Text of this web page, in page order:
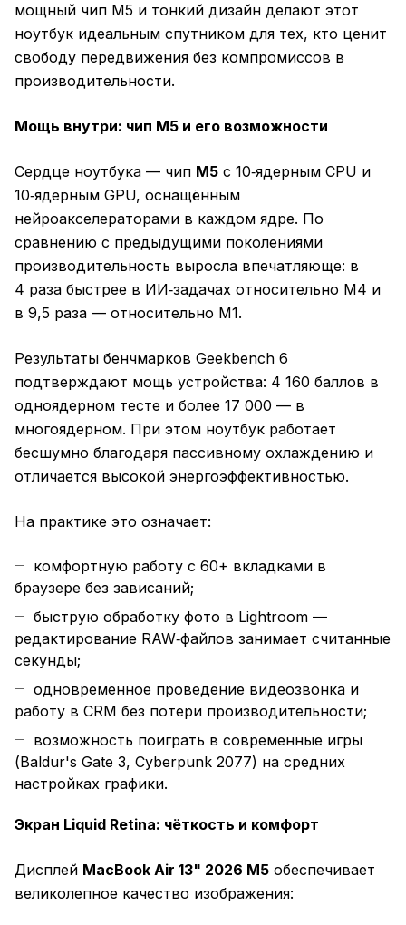
мощный чип M5 и тонкий дизайн делают этот
ноутбук идеальным спутником для тех, кто ценит
свободу передвижения без компромиссов в
производительности.
Мощь внутри: чип M5 и его возможности
Сердце ноутбука — чип M5 с 10‑ядерным CPU и
10‑ядерным GPU, оснащённым
нейроакселераторами в каждом ядре. По
сравнению с предыдущими поколениями
производительность выросла впечатляюще: в
4 раза быстрее в ИИ‑задачах относительно M4 и
в 9,5 раза — относительно M1.
Результаты бенчмарков Geekbench 6
подтверждают мощь устройства: 4 160 баллов в
одноядерном тесте и более 17 000 — в
многоядерном. При этом ноутбук работает
бесшумно благодаря пассивному охлаждению и
отличается высокой энергоэффективностью.
На практике это означает:
комфортную работу с 60+ вкладками в
браузере без зависаний;
быструю обработку фото в Lightroom —
редактирование RAW‑файлов занимает считанные
секунды;
одновременное проведение видеозвонка и
работу в CRM без потери производительности;
возможность поиграть в современные игры
(Baldur's Gate 3, Cyberpunk 2077) на средних
настройках графики.
Экран Liquid Retina: чёткость и комфорт
Дисплей MacBook Air 13" 2026 M5 обеспечивает
великолепное качество изображения: